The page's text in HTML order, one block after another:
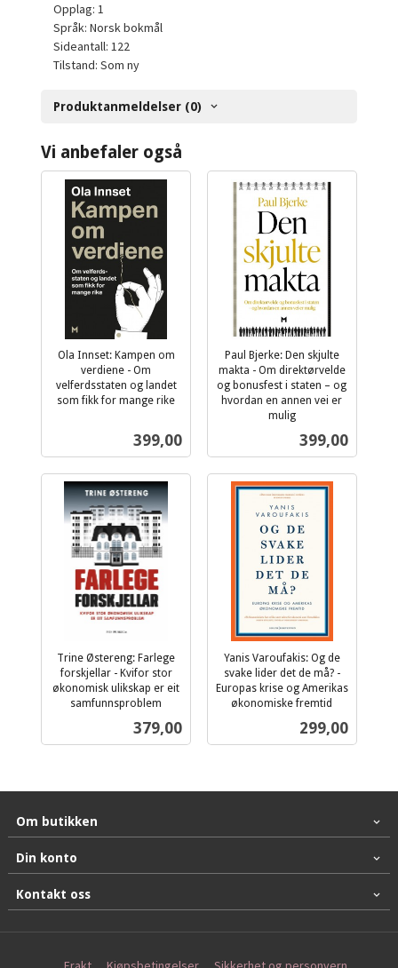
Opplag: 1
Språk: Norsk bokmål
Sideantall: 122
Tilstand: Som ny
Produktanmeldelser (0)
Vi anbefaler også
Ola Innset: Kampen om
verdiene - Om
velferdsstaten og landet
som fikk for mange rike
Pris
399,00
Paul Bjerke: Den skjulte
makta - Om direktørvelde
og bonusfest i staten – og
hvordan en annen vei er
mulig
Pris
399,00
Trine Østereng: Farlege
forskjellar - Kvifor stor
økonomisk ulikskap er eit
samfunnsproblem
Pris
379,00
Yanis Varoufakis: Og de
svake lider det de må? -
Europas krise og Amerikas
økonomiske fremtid
Pris
299,00
Om butikken
Din konto
Kontakt oss